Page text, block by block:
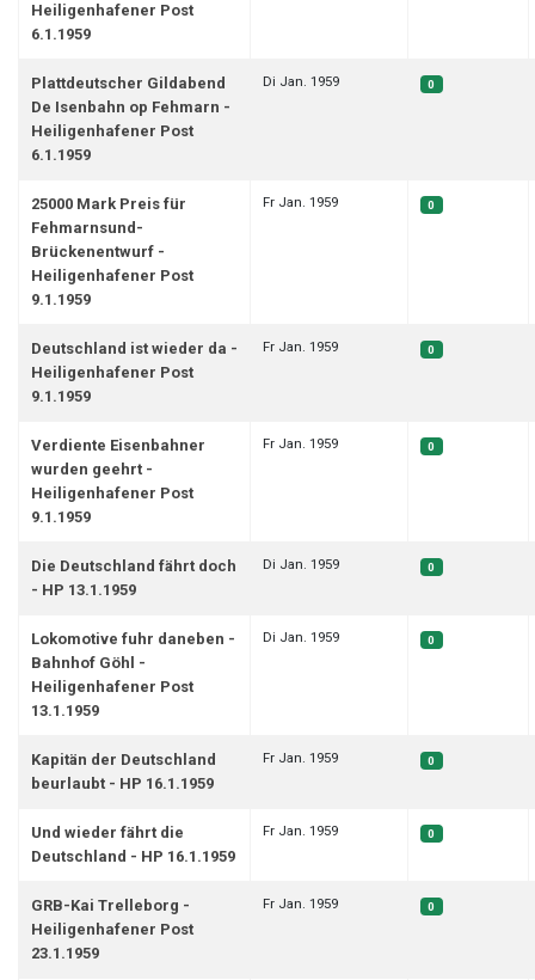
Heiligenhafener Post
6.1.1959
Plattdeutscher Gildabend
De Isenbahn op Fehmarn -
Heiligenhafener Post
6.1.1959
Di Jan. 1959 0
25000 Mark Preis für
Fehmarnsund-
Brückenentwurf -
Heiligenhafener Post
9.1.1959
Fr Jan. 1959 0
Deutschland ist wieder da -
Heiligenhafener Post
9.1.1959
Fr Jan. 1959 0
Verdiente Eisenbahner
wurden geehrt -
Heiligenhafener Post
9.1.1959
Fr Jan. 1959 0
Die Deutschland fährt doch
- HP 13.1.1959
Di Jan. 1959 0
Lokomotive fuhr daneben -
Bahnhof Göhl -
Heiligenhafener Post
13.1.1959
Di Jan. 1959 0
Kapitän der Deutschland
beurlaubt - HP 16.1.1959
Fr Jan. 1959 0
Und wieder fährt die
Deutschland - HP 16.1.1959
Fr Jan. 1959 0
GRB-Kai Trelleborg -
Heiligenhafener Post
23.1.1959
Fr Jan. 1959 0